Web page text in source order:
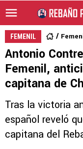
FEMENIL
Antonio
Femenil,
capitana de
Tras la victoria
español reveló
capitana del